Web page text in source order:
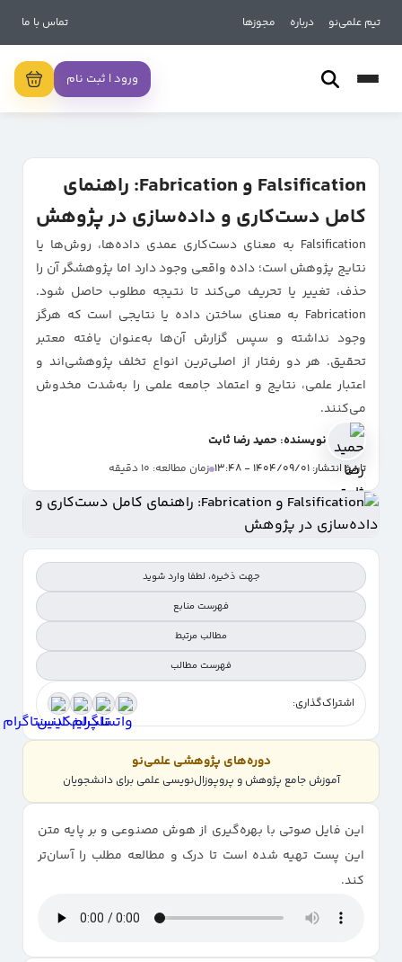
تیم علمی‌نو درباره مجوزها تماس با ما
ورود | ثبت نام
Falsification و Fabrication: راهنمای
کامل دست‌کاری و داده‌سازی در پژوهش
Falsification به معنای دست‌کاری عمدی داده‌ها، روش‌ها یا
نتایج پژوهش است؛ داده واقعی وجود دارد اما پژوهشگر آن را
حذف، تغییر یا تحریف می‌کند تا نتیجه مطلوب حاصل شود.
Fabrication به معنای ساختن داده یا نتایجی است که هرگز
وجود نداشته و سپس گزارش آن‌ها به‌عنوان یافته معتبر
تحقیق. هر دو رفتار از اصلی‌ترین انواع تخلف پژوهشی‌اند و
اعتبار علمی، نتایج و اعتماد جامعه علمی را به‌شدت مخدوش
می‌کنند.
نویسنده: حمید رضا ثابت
تاریخ انتشار: 1404/09/01 - 13:48 زمان مطالعه: 10 دقیقه
جهت ذخیره، لطفا وارد شوید
فهرست منابع
مطالب مرتبط
فهرست مطالب
تعریف‌های پایه‌ای
تفاوت Falsification و Fabrication
چرا تقلب در پژوهش اتفاق می‌افتد؟
چگونه Falsification و Fabrication را تشخیص دهیم؟
دست‌کاری تصویر (Image Manipulation)
پیامدهای قانونی و اخلاقی
جمع‌بندی
اشتراک‌گذاری:
دوره‌های پژوهشی علمی‌نو
آموزش جامع پژوهش و پروپوزال‌نویسی علمی برای دانشجویان
این فایل صوتی با بهره‌گیری از هوش مصنوعی و بر پایه متن
این پست تهیه شده است تا درک و مطالعه مطلب را آسان‌تر
کند.